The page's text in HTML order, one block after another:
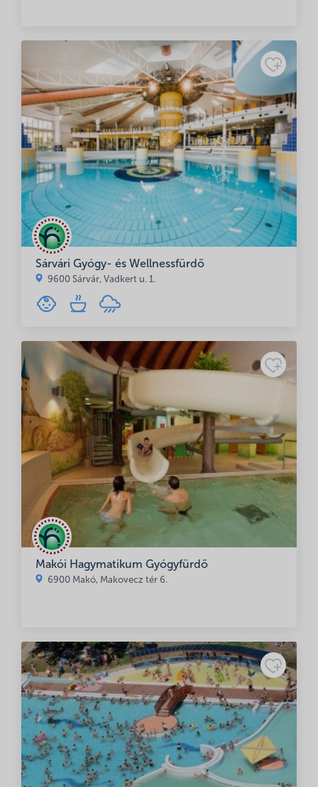
Adatkezelési
tájékoztató
Sárvári Gyógy- és Wellnessfürdő
9600 Sárvár, Vadkert u. 1.
Makói Hagymatikum Gyógyfürdő
6900 Makó, Makovecz tér 6.